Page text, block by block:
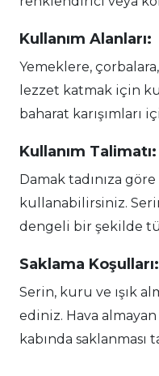
Kullanım Alanları:
Yemeklere,
lezzet katmak için
baharat karışımları
Kullanım Talimatı:
Damak tadınıza
kullanabilirsiniz.
dengeli bir şekilde
Saklama Koşulları:
Serin, kuru ve ışık
ediniz. Hava
kabında saklanması